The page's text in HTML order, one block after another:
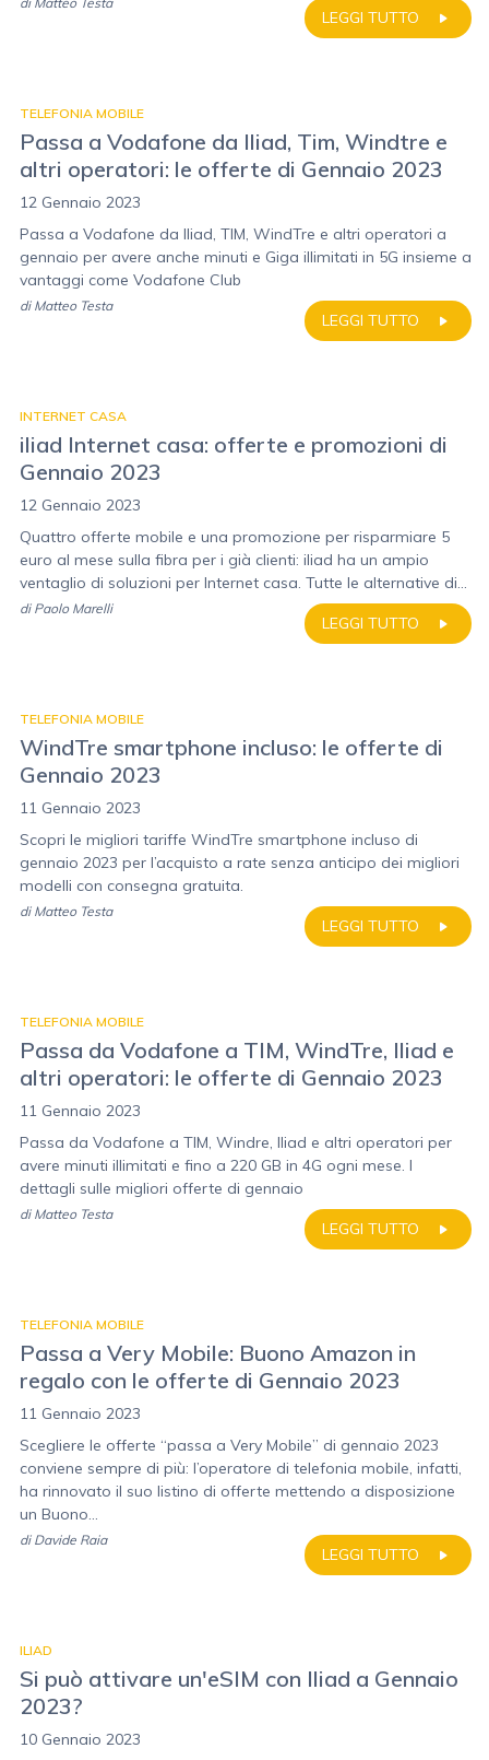
LEGGI TUTTO
TELEFONIA MOBILE
Passa a Vodafone da Iliad, Tim, Windtre e
altri operatori: le offerte di Gennaio 2023
12 Gennaio 2023
Passa a Vodafone da Iliad, TIM, WindTre e altri operatori a
gennaio per avere anche minuti e Giga illimitati in 5G insieme a
vantaggi come Vodafone Club
LEGGI TUTTO
di Matteo Testa
INTERNET CASA
iliad Internet casa: offerte e promozioni di
Gennaio 2023
12 Gennaio 2023
Quattro offerte mobile e una promozione per risparmiare 5
euro al mese sulla fibra per i già clienti: iliad ha un ampio
ventaglio di soluzioni per Internet casa. Tutte le alternative di...
LEGGI TUTTO
di Paolo Marelli
TELEFONIA MOBILE
WindTre smartphone incluso: le offerte di
Gennaio 2023
11 Gennaio 2023
Scopri le migliori tariffe WindTre smartphone incluso di
gennaio 2023 per l’acquisto a rate senza anticipo dei migliori
modelli con consegna gratuita.
LEGGI TUTTO
di Matteo Testa
TELEFONIA MOBILE
Passa da Vodafone a TIM, WindTre, Iliad e
altri operatori: le offerte di Gennaio 2023
11 Gennaio 2023
Passa da Vodafone a TIM, Windre, Iliad e altri operatori per
avere minuti illimitati e fino a 220 GB in 4G ogni mese. I
dettagli sulle migliori offerte di gennaio
LEGGI TUTTO
di Matteo Testa
TELEFONIA MOBILE
Passa a Very Mobile: Buono Amazon in
regalo con le offerte di Gennaio 2023
11 Gennaio 2023
Scegliere le offerte “passa a Very Mobile” di gennaio 2023
conviene sempre di più: l’operatore di telefonia mobile, infatti,
ha rinnovato il suo listino di offerte mettendo a disposizione
un Buono...
LEGGI TUTTO
di Davide Raia
ILIAD
Si può attivare un'eSIM con Iliad a Gennaio
2023?
10 Gennaio 2023